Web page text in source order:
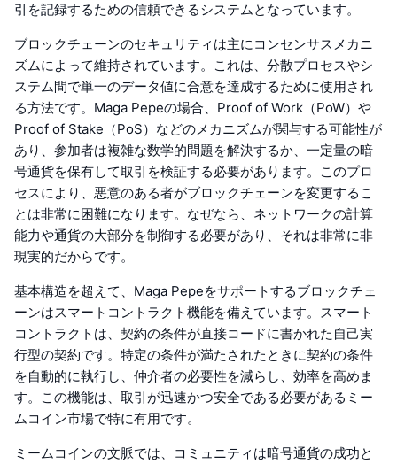
引を記録するための信頼できるシステムとなっています。
ブロックチェーンのセキュリティは主にコンセンサスメカニ
ズムによって維持されています。これは、分散プロセスやシ
ステム間で単一のデータ値に合意を達成するために使用され
る方法です。Maga Pepeの場合、Proof of Work（PoW）や
Proof of Stake（PoS）などのメカニズムが関与する可能性が
あり、参加者は複雑な数学的問題を解決するか、一定量の暗
号通貨を保有して取引を検証する必要があります。このプロ
セスにより、悪意のある者がブロックチェーンを変更するこ
とは非常に困難になります。なぜなら、ネットワークの計算
能力や通貨の大部分を制御する必要があり、それは非常に非
現実的だからです。
基本構造を超えて、Maga Pepeをサポートするブロックチェ
ーンはスマートコントラクト機能を備えています。スマート
コントラクトは、契約の条件が直接コードに書かれた自己実
行型の契約です。特定の条件が満たされたときに契約の条件
を自動的に執行し、仲介者の必要性を減らし、効率を高めま
す。この機能は、取引が迅速かつ安全である必要があるミー
ムコイン市場で特に有用です。
ミームコインの文脈では、コミュニティは暗号通貨の成功と